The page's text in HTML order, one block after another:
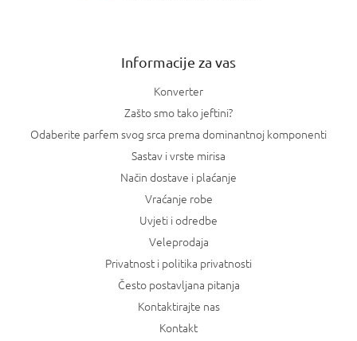
Informacije za vas
Konverter
Zašto smo tako jeftini?
Odaberite parfem svog srca prema dominantnoj komponenti
Sastav i vrste mirisa
Način dostave i plaćanje
Vraćanje robe
Uvjeti i odredbe
Veleprodaja
Privatnost i politika privatnosti
Često postavljana pitanja
Kontaktirajte nas
Kontakt